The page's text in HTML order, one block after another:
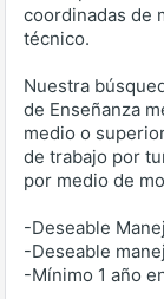
coordinadas de
técnico.
Nuestra
de Enseñanza
medio o
de trabajo por
por medio de
-Deseable
-Deseable
-Mínimo 1 año